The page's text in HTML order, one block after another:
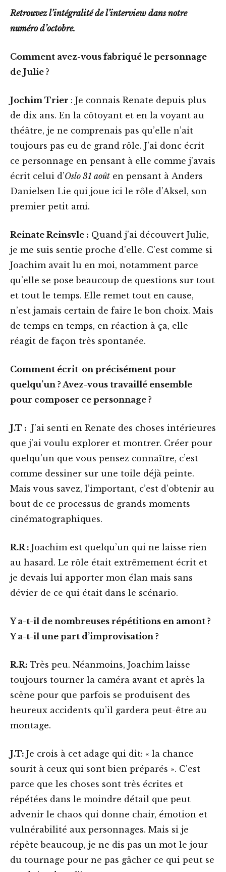
Retrouvez l’intégralité de l’interview dans notre
numéro d’octobre.
Comment avez-vous fabriqué le personnage
de Julie ?
Jochim Trier : Je connais Renate depuis plus
de dix ans. En la côtoyant et en la voyant au
théâtre, je ne comprenais pas qu’elle n’ait
toujours pas eu de grand rôle. J’ai donc écrit
ce personnage en pensant à elle comme j’avais
écrit celui d’Oslo 31 août en pensant à Anders
Danielsen Lie qui joue ici le rôle d’Aksel, son
premier petit ami.
Reinate Reinsvle : Quand j’ai découvert Julie,
je me suis sentie proche d’elle. C’est comme si
Joachim avait lu en moi, notamment parce
qu’elle se pose beaucoup de questions sur tout
et tout le temps. Elle remet tout en cause,
n’est jamais certain de faire le bon choix. Mais
de temps en temps, en réaction à ça, elle
réagit de façon très spontanée.
Comment écrit-on précisément pour
quelqu’un ? Avez-vous travaillé ensemble
pour composer ce personnage ?
J.T : J’ai senti en Renate des choses intérieures
que j’ai voulu explorer et montrer. Créer pour
quelqu’un que vous pensez connaître, c’est
comme dessiner sur une toile déjà peinte.
Mais vous savez, l’important, c’est d’obtenir au
bout de ce processus de grands moments
cinématographiques.
R.R : Joachim est quelqu’un qui ne laisse rien
au hasard. Le rôle était extrêmement écrit et
je devais lui apporter mon élan mais sans
dévier de ce qui était dans le scénario.
Y a-t-il de nombreuses répétitions en amont ?
Y a-t-il une part d’improvisation ?
R.R: Très peu. Néanmoins, Joachim laisse
toujours tourner la caméra avant et après la
scène pour que parfois se produisent des
heureux accidents qu’il gardera peut-être au
montage.
J.T: Je crois à cet adage qui dit: « la chance
sourit à ceux qui sont bien préparés ». C’est
parce que les choses sont très écrites et
répétées dans le moindre détail que peut
advenir le chaos qui donne chair, émotion et
vulnérabilité aux personnages. Mais si je
répète beaucoup, je ne dis pas un mot le jour
du tournage pour ne pas gâcher ce qui peut se